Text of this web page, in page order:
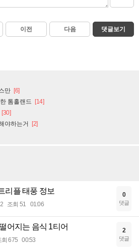
이전 다음 댓글보기
만 [6]
톰홀랜드 [14]
[30]
야하는거 [2]
리플 태풍 정보
조회 51 01:06
0
댓글
어지는 음식 1티어
회 675 00:53
2
댓글